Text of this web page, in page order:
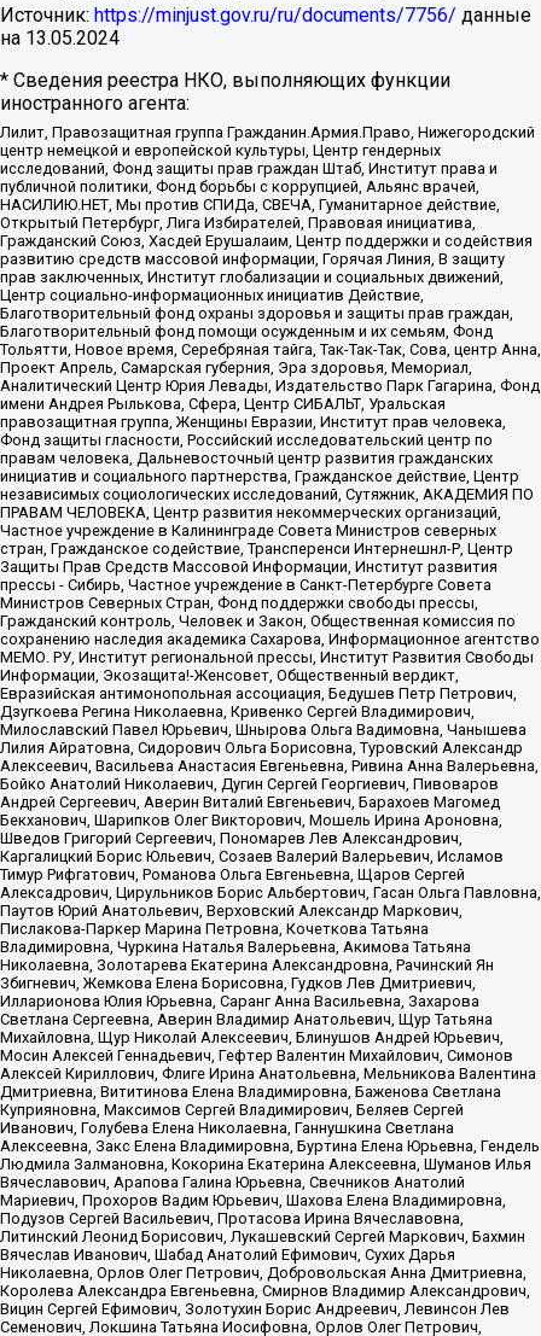
Источник: https://minjust.gov.ru/ru/documents/7756/ данные
на 13.05.2024
* Сведения реестра НКО, выполняющих функции
иностранного агента:
Лилит, Правозащитная группа Гражданин.Армия.Право, Нижегородский
центр немецкой и европейской культуры, Центр гендерных
исследований, Фонд защиты прав граждан Штаб, Институт права и
публичной политики, Фонд борьбы с коррупцией, Альянс врачей,
НАСИЛИЮ.НЕТ, Мы против СПИДа, СВЕЧА, Гуманитарное действие,
Открытый Петербург, Лига Избирателей, Правовая инициатива,
Гражданский Союз, Хасдей Ерушалаим, Центр поддержки и содействия
развитию средств массовой информации, Горячая Линия, В защиту
прав заключенных, Институт глобализации и социальных движений,
Центр социально-информационных инициатив Действие,
Благотворительный фонд охраны здоровья и защиты прав граждан,
Благотворительный фонд помощи осужденным и их семьям, Фонд
Тольятти, Новое время, Серебряная тайга, Так-Так-Так, Сова, центр Анна,
Проект Апрель, Самарская губерния, Эра здоровья, Мемориал,
Аналитический Центр Юрия Левады, Издательство Парк Гагарина, Фонд
имени Андрея Рылькова, Сфера, Центр СИБАЛЬТ, Уральская
правозащитная группа, Женщины Евразии, Институт прав человека,
Фонд защиты гласности, Российский исследовательский центр по
правам человека, Дальневосточный центр развития гражданских
инициатив и социального партнерства, Гражданское действие, Центр
независимых социологических исследований, Сутяжник, АКАДЕМИЯ ПО
ПРАВАМ ЧЕЛОВЕКА, Центр развития некоммерческих организаций,
Частное учреждение в Калининграде Совета Министров северных
стран, Гражданское содействие, Трансперенси Интернешнл-Р, Центр
Защиты Прав Средств Массовой Информации, Институт развития
прессы - Сибирь, Частное учреждение в Санкт-Петербурге Совета
Министров Северных Стран, Фонд поддержки свободы прессы,
Гражданский контроль, Человек и Закон, Общественная комиссия по
сохранению наследия академика Сахарова, Информационное агентство
МЕМО. РУ, Институт региональной прессы, Институт Развития Свободы
Информации, Экозащита!-Женсовет, Общественный вердикт,
Евразийская антимонопольная ассоциация, Бедушев Петр Петрович,
Дзугкоева Регина Николаевна, Кривенко Сергей Владимирович,
Милославский Павел Юрьевич, Шнырова Ольга Вадимовна, Чанышева
Лилия Айратовна, Сидорович Ольга Борисовна, Туровский Александр
Алексеевич, Васильева Анастасия Евгеньевна, Ривина Анна Валерьевна,
Бойко Анатолий Николаевич, Дугин Сергей Георгиевич, Пивоваров
Андрей Сергеевич, Аверин Виталий Евгеньевич, Барахоев Магомед
Бекханович, Шарипков Олег Викторович, Мошель Ирина Ароновна,
Шведов Григорий Сергеевич, Пономарев Лев Александрович,
Каргалицкий Борис Юльевич, Созаев Валерий Валерьевич, Исламов
Тимур Рифгатович, Романова Ольга Евгеньевна, Щаров Сергей
Алексадрович, Цирульников Борис Альбертович, Гасан Ольга Павловна,
Паутов Юрий Анатольевич, Верховский Александр Маркович,
Пислакова-Паркер Марина Петровна, Кочеткова Татьяна
Владимировна, Чуркина Наталья Валерьевна, Акимова Татьяна
Николаевна, Золотарева Екатерина Александровна, Рачинский Ян
Збигневич, Жемкова Елена Борисовна, Гудков Лев Дмитриевич,
Илларионова Юлия Юрьевна, Саранг Анна Васильевна, Захарова
Светлана Сергеевна, Аверин Владимир Анатольевич, Щур Татьяна
Михайловна, Щур Николай Алексеевич, Блинушов Андрей Юрьевич,
Мосин Алексей Геннадьевич, Гефтер Валентин Михайлович, Симонов
Алексей Кириллович, Флиге Ирина Анатольевна, Мельникова Валентина
Дмитриевна, Вититинова Елена Владимировна, Баженова Светлана
Куприяновна, Максимов Сергей Владимирович, Беляев Сергей
Иванович, Голубева Елена Николаевна, Ганнушкина Светлана
Алексеевна, Закс Елена Владимировна, Буртина Елена Юрьевна, Гендель
Людмила Залмановна, Кокорина Екатерина Алексеевна, Шуманов Илья
Вячеславович, Арапова Галина Юрьевна, Свечников Анатолий
Мариевич, Прохоров Вадим Юрьевич, Шахова Елена Владимировна,
Подузов Сергей Васильевич, Протасова Ирина Вячеславовна,
Литинский Леонид Борисович, Лукашевский Сергей Маркович, Бахмин
Вячеслав Иванович, Шабад Анатолий Ефимович, Сухих Дарья
Николаевна, Орлов Олег Петрович, Добровольская Анна Дмитриевна,
Королева Александра Евгеньевна, Смирнов Владимир Александрович,
Вицин Сергей Ефимович, Золотухин Борис Андреевич, Левинсон Лев
Семенович, Локшина Татьяна Иосифовна, Орлов Олег Петрович,